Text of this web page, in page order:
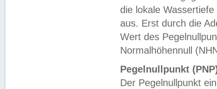
die lokale
aus. Erst durch die
Wert des
Normalhöhennull
Pegelnullpunkt
Der Pegelnullpunkt